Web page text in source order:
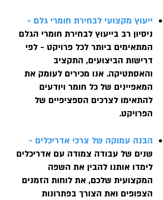
ייעוץ מקצועי לבחירת חומרי גלם -
ניסיון רב בייעוץ לבחירת חומרי הגלם
המתאימים ביותר לכל פרויקט - לפי
דרישות הביצועים, התקציב
והאסתטיקה. אנו מכירים לעומק את
המאפיינים של כל חומר ויודעים
להתאימו לצרכים הספציפיים של
הפרויקט.
הבנה עמוקה של צרכי אדריכלים -
שנים של עבודה צמודה עם אדריכלים
לימדו אותנו להבין את השפה
המקצועית שלכם, את לוחות הזמנים
הצפופים ואת הצורך בפתרונות